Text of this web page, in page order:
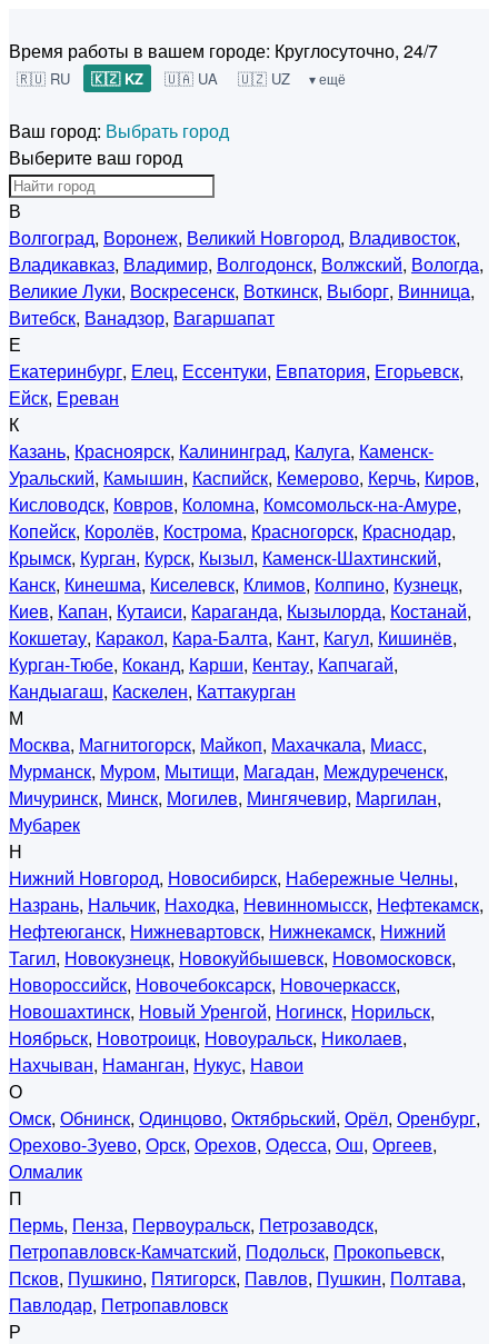
Время работы в вашем городе: Круглосуточно, 24/7
🇷🇺 RU 🇰🇿 KZ 🇺🇦 UA 🇺🇿 UZ ▾ ещё
Ваш город: Выбрать город
Выберите ваш город
В
Волгоград, Воронеж, Великий Новгород, Владивосток,
Владикавказ, Владимир, Волгодонск, Волжский, Вологда,
Великие Луки, Воскресенск, Воткинск, Выборг, Винница,
Витебск, Ванадзор, Вагаршапат
Е
Екатеринбург, Елец, Ессентуки, Евпатория, Егорьевск,
Ейск, Ереван
К
Казань, Красноярск, Калининград, Калуга, Каменск-
Уральский, Камышин, Каспийск, Кемерово, Керчь, Киров,
Кисловодск, Ковров, Коломна, Комсомольск-на-Амуре,
Копейск, Королёв, Кострома, Красногорск, Краснодар,
Крымск, Курган, Курск, Кызыл, Каменск-Шахтинский,
Канск, Кинешма, Киселевск, Климов, Колпино, Кузнецк,
Киев, Капан, Кутаиси, Караганда, Кызылорда, Костанай,
Кокшетау, Каракол, Кара-Балта, Кант, Кагул, Кишинёв,
Курган-Тюбе, Коканд, Карши, Кентау, Капчагай,
Кандыагаш, Каскелен, Каттакурган
М
Москва, Магнитогорск, Майкоп, Махачкала, Миасс,
Мурманск, Муром, Мытищи, Магадан, Междуреченск,
Мичуринск, Минск, Могилев, Мингячевир, Маргилан,
Мубарек
Н
Нижний Новгород, Новосибирск, Набережные Челны,
Назрань, Нальчик, Находка, Невинномысск, Нефтекамск,
Нефтеюганск, Нижневартовск, Нижнекамск, Нижний
Тагил, Новокузнецк, Новокуйбышевск, Новомосковск,
Новороссийск, Новочебоксарск, Новочеркасск,
Новошахтинск, Новый Уренгой, Ногинск, Норильск,
Ноябрьск, Новотроицк, Новоуральск, Николаев,
Нахчыван, Наманган, Нукус, Навои
О
Омск, Обнинск, Одинцово, Октябрьский, Орёл, Оренбург,
Орехово-Зуево, Орск, Орехов, Одесса, Ош, Оргеев,
Олмалик
П
Пермь, Пенза, Первоуральск, Петрозаводск,
Петропавловск-Камчатский, Подольск, Прокопьевск,
Псков, Пушкино, Пятигорск, Павлов, Пушкин, Полтава,
Павлодар, Петропавловск
Р